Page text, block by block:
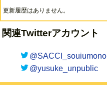
更新履歴はありません。
関連Twitterアカウント
@SACCI_souiumono
@yusuke_unpublic